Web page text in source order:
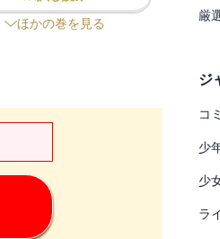
ほかの巻を見る
厳
ジ
コ
少
少
ラ